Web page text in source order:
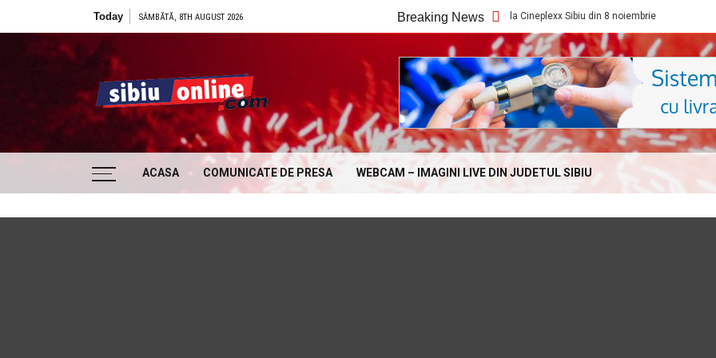
Today SÂMBĂTĂ, 8TH AUGUST 2026 Breaking News
Ce filme noi vedem la Cineplexx Sibiu din 8 noiembrie Ce filme
SibiuOnline.com
… locatii si evenimente din Sibiu!!!
ACASA COMUNICATE DE PRESA WEBCAM – IMAGINI LIVE DIN JUDETUL SIBIU